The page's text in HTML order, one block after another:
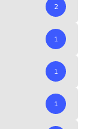
2
1
1
1